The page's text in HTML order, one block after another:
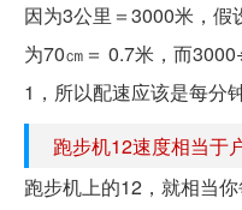
因为3公里＝3000米，
为70㎝＝ 0.7米，而
1，所以配速应该是每分
跑步机12速度相当于
跑步机上的12，就相当